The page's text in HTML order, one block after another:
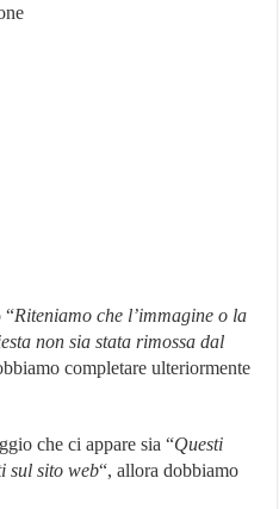
“Riteniamo che l’immagine o la
non sia stata rimossa dal
completare ulteriormente
che ci appare sia “Questi
sul sito web“, allora dobbiamo